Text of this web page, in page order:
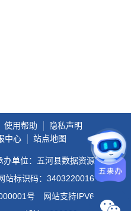
使用帮助
隐私声明
中心
站点地图
办单位：五河县数据资源管理局
站标识码：3403220016
号
网站支持IPV6